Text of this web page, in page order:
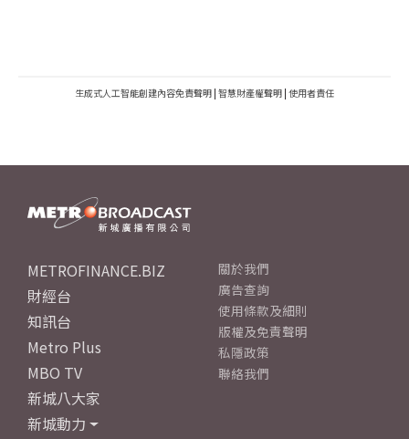
生成式人工智能創建內容免責聲明 | 智慧財產權聲明 | 使用者責任
METROFINANCE.BIZ
財經台
知訊台
Metro Plus
MBO TV
新城八大家
新城動力
關於我們
廣告查詢
使用條款及細則
版權及免責聲明
私隱政策
聯絡我們